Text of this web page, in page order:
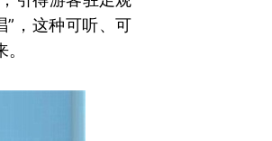
”，这种可听、可